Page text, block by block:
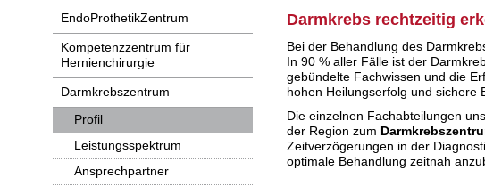
EndoProthetikZentrum
Kompetenzzentrum für
Hernienchirurgie
Darmkrebszentrum
Profil
Leistungsspektrum
Ansprechpartner
Darmkrebs rechtzeitig
Bei der Behandlung des
In 90 % aller Fälle ist der
gebündelte Fachwissen und die
hohen Heilungserfolg und sichere
Die einzelnen Fachabteilungen
der Region zum
Zeitverzögerungen in der
optimale Behandlung zeitnah